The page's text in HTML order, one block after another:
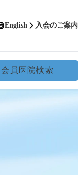
English 入会のご案内
会員医院検索